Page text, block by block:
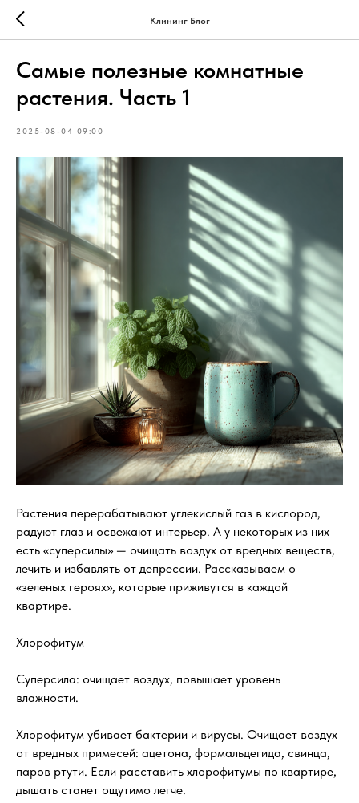
Клининг Блог
Самые полезные комнатные
растения. Часть 1
2025-08-04 09:00
Растения перерабатывают углекислый газ в кислород,
радуют глаз и освежают интерьер. А у некоторых из них
есть «суперсилы» — очищать воздух от вредных веществ,
лечить и избавлять от депрессии. Рассказываем о
«зеленых героях», которые приживутся в каждой
квартире.
Хлорофитум
Суперсила: очищает воздух, повышает уровень
влажности.
Хлорофитум убивает бактерии и вирусы. Очищает воздух
от вредных примесей: ацетона, формальдегида, свинца,
паров ртути. Если расставить хлорофитумы по квартире,
дышать станет ощутимо легче.